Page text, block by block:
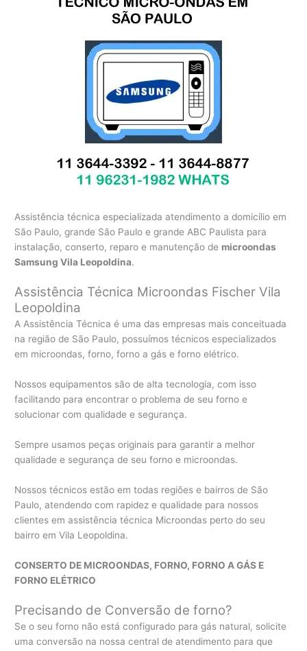
Assistência técnica especializada atendimento a domicílio em
São Paulo, grande São Paulo e grande ABC Paulista para
instalação, conserto, reparo e manutenção de microondas
Samsung Vila Leopoldina.
Assistência Técnica Microondas Fischer Vila
Leopoldina
A Assistência Técnica é uma das empresas mais conceituada
na região de São Paulo, possuímos técnicos especializados
em microondas, forno, forno a gás e forno elétrico.
Nossos equipamentos são de alta tecnologia, com isso
facilitando para encontrar o problema de seu forno e
solucionar com qualidade e segurança.
Sempre usamos peças originais para garantir a melhor
qualidade e segurança de seu forno e microondas.
Nossos técnicos estão em todas regiões e bairros de São
Paulo, atendendo com rapidez e qualidade para nossos
clientes em assistência técnica Microondas perto do seu
bairro em Vila Leopoldina.
CONSERTO DE MICROONDAS, FORNO, FORNO A GÁS E
FORNO ELÉTRICO
Precisando de Conversão de forno?
Se o seu forno não está configurado para gás natural, solicite
uma conversão na nossa central de atendimento para que